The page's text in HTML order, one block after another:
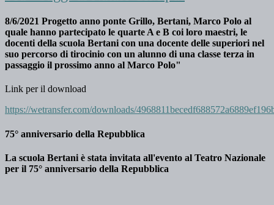
8/6/2021 Progetto anno ponte Grillo, Bertani, Marco Polo al
quale hanno partecipato le quarte A e B coi loro maestri, le
docenti della scuola Bertani con una docente delle superiori nel
suo percorso di tirocinio con un alunno di una classe terza in
passaggio il prossimo anno al Marco Polo"
Link per il download
https://wetransfer.com/downloads/
75° anniversario della Repubblica
La scuola Bertani è stata invitata all'evento al Teatro Nazionale
per il 75° anniversario della Repubblica